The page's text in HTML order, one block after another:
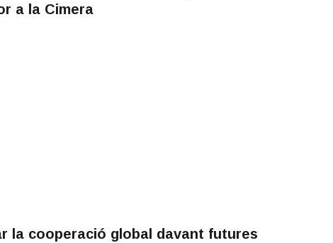
a la Cimera
la cooperació global davant futures